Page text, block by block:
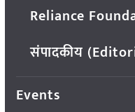
Reliance
संपादकीय
Events